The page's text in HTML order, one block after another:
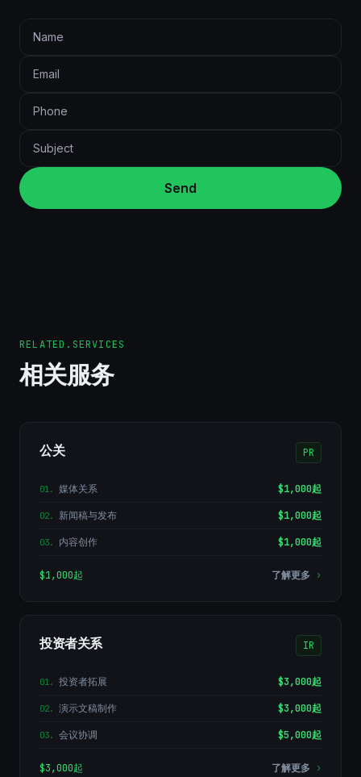
Send
RELATED.SERVICES
相关服务
公关 PR
01. 媒体关系 $1,000起
02. 新闻稿与发布 $1,000起
03. 内容创作 $1,000起
$1,000起 了解更多 ›
投资者关系 IR
01. 投资者拓展 $3,000起
02. 演示文稿制作 $3,000起
03. 会议协调 $5,000起
$3,000起 了解更多 ›